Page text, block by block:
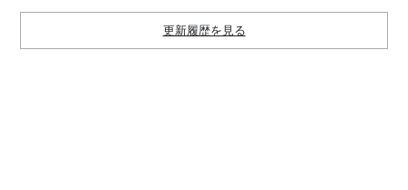
更新履歴を見る